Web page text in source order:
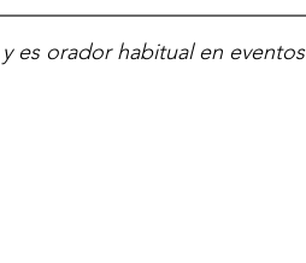
es orador habitual en eventos